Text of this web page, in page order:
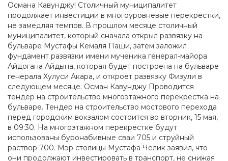
Османа Кавунджу! Столичный муниципалитет
продолжает инвестиции в многоуровневые перекрестки,
не замедляя темпов. В прошлом месяце столичный
муниципалитет, который сначала открыл развязку на
бульваре Мустафы Кемаля Паши, затем заложил
фундамент развязки имени мученика генерал-майора
Айдогана Айдына, которая будет построена на бульваре
генерала Хулуси Акара, и откроет развязку Физули в
следующем месяце. Осман Кавунджу Проводится
тендер на строительство многоэтажного перекрестка на
бульваре. Тендер на строительство мостового перехода
перед городским вокзалом состоится во вторник, 15 мая,
в 09:30. На многоэтажном перекрестке будут
использованы буронабивные сваи 705 и струйный
раствор 700. Мэр столицы Мустафа Челик заявил, что
они продолжают инвестировать в транспорт, не снижая